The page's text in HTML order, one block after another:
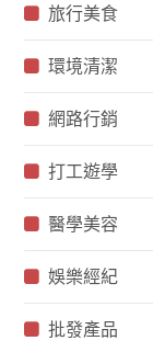
旅行美食
環境清潔
網路行銷
打工遊學
醫學美容
娛樂經紀
批發產品